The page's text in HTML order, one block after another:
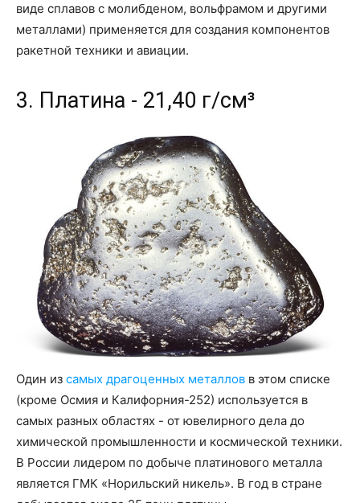
виде сплавов с молибденом, вольфрамом и другими
металлами) применяется для создания компонентов
ракетной техники и авиации.
3. Платина - 21,40 г/см³
Один из самых драгоценных металлов в этом списке
(кроме Осмия и Калифорния-252) используется в
самых разных областях - от ювелирного дела до
химической промышленности и космической техники.
В России лидером по добыче платинового металла
является ГМК «Норильский никель». В год в стране